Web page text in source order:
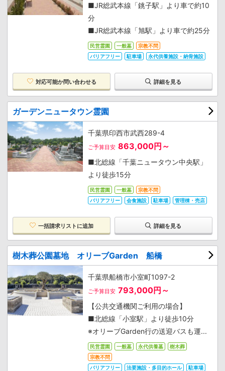
■JR総武本線「銚子駅」より車で約10
分
■JR総武本線「旭駅」より車で約25分
民営霊園 一般墓
宗教不問
バリアフリー
駐車場 永代供養施設・納骨施設
対応可能か問い合わせる 詳細を見る
ガーデンニュータウン霊園
千葉県印西市武西289-4
ご予算目安 863,000円～
■北総線「千葉ニュータウン中央駅」
より徒歩15分
民営霊園 一般墓
宗教不問
バリアフリー
会食施設 駐車場 管理棟・売店
一括請求リストに追加 詳細を見る
樹木葬公園墓地 オリーブGarden 船橋
千葉県船橋市小室町1097-2
ご予算目安 793,000円～
【公共交通機関ご利用の場合】
■北総線「小室駅」より徒歩10分
※オリーブGarden行の送迎バスも運...
民営霊園 一般墓 永代供養墓
樹木葬
宗教不問
バリアフリー
法要施設・多目的ホール
駐車場